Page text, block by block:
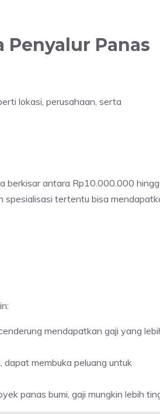
Panas
lokasi, perusahaan, serta
berkisar antara Rp10.000.000
spesialisasi tertentu bisa
mendapatkan gaji yang
membuka peluang untuk
panas bumi, gaji mungkin lebih